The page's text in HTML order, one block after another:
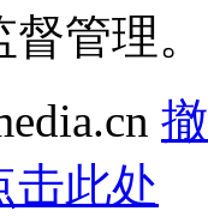
管理。
撤
击此处